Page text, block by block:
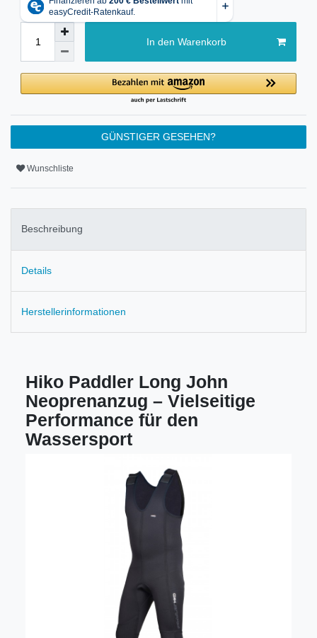
In den Warenkorb
GÜNSTIGER GESEHEN?
Wunschliste
Beschreibung
Details
Herstellerinformationen
Hiko Paddler Long John
Neoprenanzug – Vielseitige
Performance für den
Wassersport